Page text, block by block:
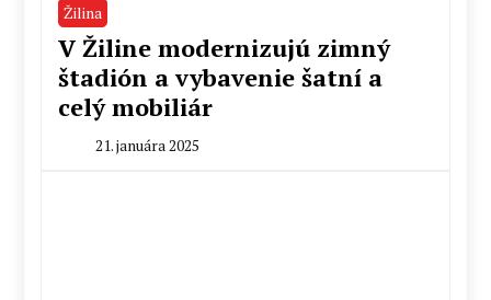
Žilina
V Žiline modernizujú zimný
štadión a vybavenie šatní a
celý mobiliár
21. januára 2025